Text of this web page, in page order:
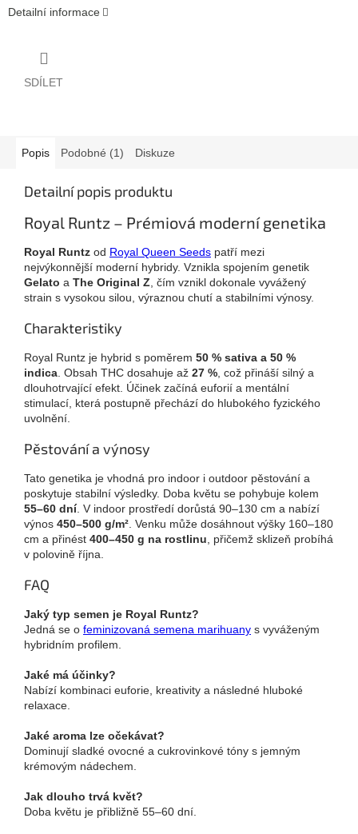
Detailní informace
SDÍLET
Popis Podobné (1) Diskuze
Detailní popis produktu
Royal Runtz – Prémiová moderní genetika
Royal Runtz od Royal Queen Seeds patří mezi
nejvýkonnější moderní hybridy. Vznikla spojením genetik
Gelato a The Original Z , čím vznikl dokonale vyvážený
strain s vysokou silou, výraznou chutí a stabilními výnosy.
Charakteristiky
Royal Runtz je hybrid s poměrem 50 % sativa a 50 %
indica . Obsah THC dosahuje až 27 % , což přináší silný a
dlouhotrvající efekt. Účinek začíná euforií a mentální
stimulací, která postupně přechází do hlubokého fyzického
uvolnění.
Pěstování a výnosy
Tato genetika je vhodná pro indoor i outdoor pěstování a
poskytuje stabilní výsledky. Doba květu se pohybuje kolem
55–60 dní. V indoor prostředí dorůstá 90–130 cm a nabízí
výnos 450–500 g/m² . Venku může dosáhnout výšky 160–180
cm a přinést 400–450 g na rostlinu , přičemž sklizeň probíhá
v polovině října.
FAQ
Jaký typ semen je Royal Runtz?
Jedná se o feminizovaná semena marihuany s vyváženým
hybridním profilem.
Jaké má účinky?
Nabízí kombinaci euforie, kreativity a následné hluboké
relaxace.
Jaké aroma lze očekávat?
Dominují sladké ovocné a cukrovinkové tóny s jemným
krémovým nádechem.
Jak dlouho trvá květ?
Doba květu je přibližně 55–60 dní.